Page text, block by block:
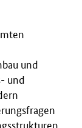
und
und